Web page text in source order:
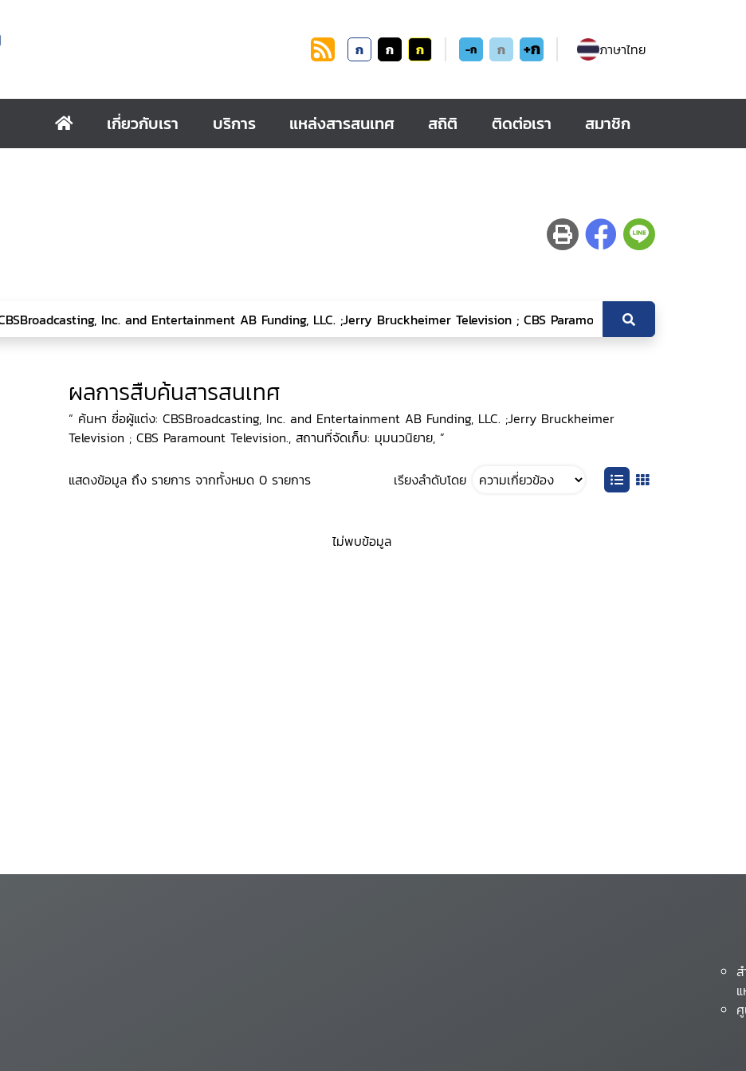
ก ก ก -ก ก +ก ภาษาไทย
เกี่ยวกับเรา บริการ แหล่งสารสนเทศ สถิติ ติดต่อเรา สมาชิก
ผลการสืบค้นสารสนเทศ
“ ค้นหา ชื่อผู้แต่ง: CBSBroadcasting, Inc. and Entertainment AB Funding, LLC. ;Jerry Bruckheimer
Television ; CBS Paramount Television., สถานที่จัดเก็บ: มุมนวนิยาย, ”
แสดงข้อมูล ถึง รายการ จากทั้งหมด 0 รายการ เรียงลำดับโดย
ไม่พบข้อมูล